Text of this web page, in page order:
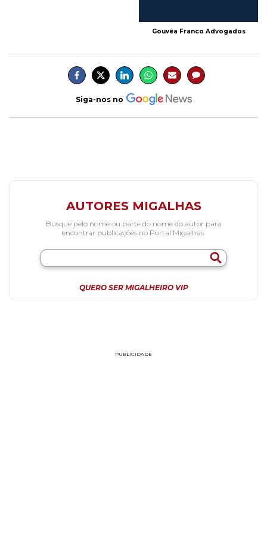
Gouvêa Franco Advogados
Siga-nos no
AUTORES MIGALHAS
Busque pelo nome ou parte do nome do autor para
encontrar publicações no Portal Migalhas.
QUERO SER MIGALHEIRO VIP
PUBLICIDADE